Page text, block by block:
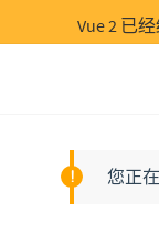
Vue 2 已
您正